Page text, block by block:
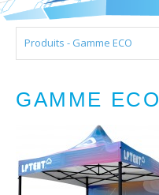
Produits - Gamme ECO
GAMME ECO